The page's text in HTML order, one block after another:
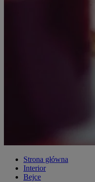
Strona główna
Interior
Bejce